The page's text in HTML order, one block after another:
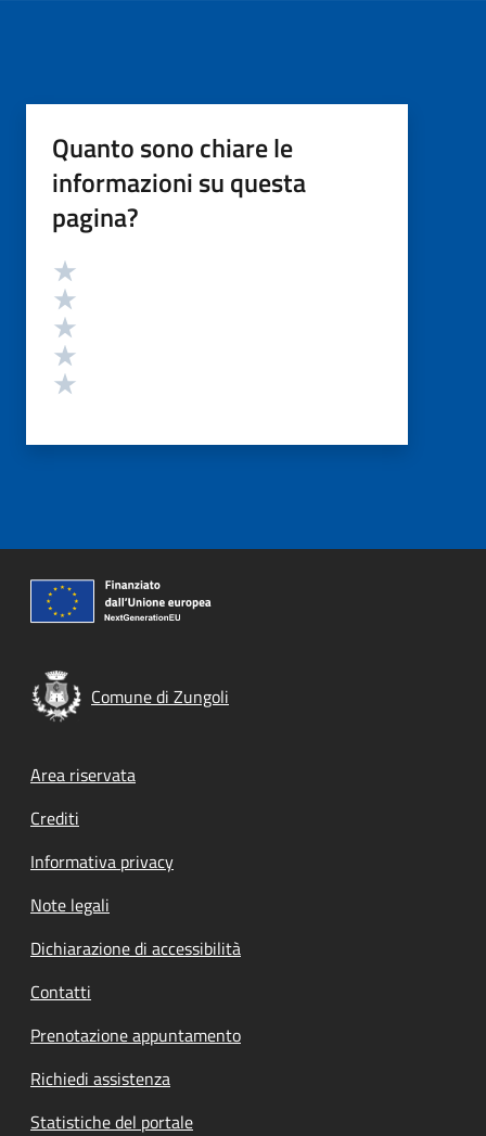
Quanto sono chiare le
informazioni su questa
pagina?
Valutazione
Comune di Zungoli
Footer menu
Area riservata
Crediti
Informativa privacy
Note legali
Dichiarazione di accessibilità
Contatti
Prenotazione appuntamento
Richiedi assistenza
Statistiche del portale